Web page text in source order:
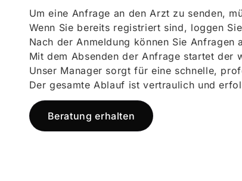
Um eine Anfrage an den Arzt zu senden,
Wenn Sie bereits registriert sind, loggen
Nach der Anmeldung können Sie
Mit dem Absenden der Anfrage startet der
Unser Manager sorgt für eine schnelle,
Der gesamte Ablauf ist vertraulich und
Beratung erhalten